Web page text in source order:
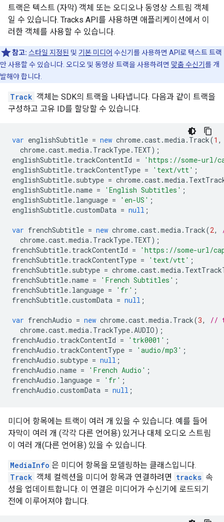
트랙은 텍스트 (자막) 객체 또는 오디오나 동영상 스트림 객체
일 수 있습니다. Tracks API를 사용하면 애플리케이션에서 이
러한 객체를 사용할 수 있습니다.
참고: 스타일 지정된 및 기본 미디어 수신기를 사용하면 API로 텍스트 트랙
만 사용할 수 있습니다. 오디오 및 동영상 트랙을 사용하려면 맞춤 수신기 를 개
발해야 합니다.
Track 객체는 SDK의 트랙을 나타냅니다. 다음과 같이 트랙을
구성하고 고유 ID를 할당할 수 있습니다.
var englishSubtitle = new chrome.cast.media. Track(1 ,
chrome.cast.media. TrackType. TEXT);
englishSubtitle. trackContentId =
'https://some-url/
englishSubtitle. trackContentType = 'text/vtt' ;
englishSubtitle. subtype = chrome.cast.media.
englishSubtitle.name = 'English Subtitles' ;
englishSubtitle. language = 'en-US' ;
englishSubtitle.customData = null ;
var frenchSubtitle = new chrome.cast.media. Track(2,
chrome.cast.media. TrackType. TEXT);
frenchSubtitle. trackContentId =
'https://some-url/
frenchSubtitle. trackContentType = 'text/vtt' ;
frenchSubtitle. subtype = chrome.cast.media.
frenchSubtitle.name = 'French Subtitles' ;
frenchSubtitle. language = 'fr' ;
frenchSubtitle.customData = null ;
var frenchAudio = new chrome.cast.media. Track(3,
//
chrome.cast.media. TrackType.AUDIO);
frenchAudio . trackContentId = 'trk0001' ;
frenchAudio . trackContentType = 'audio/mp3' ;
frenchAudio . subtype = null ;
frenchAudio .name = 'French Audio' ;
frenchAudio . language = 'fr' ;
frenchAudio .customData = null ;
미디어 항목에는 트랙이 여러 개 있을 수 있습니다. 예를 들어
자막이 여러 개 (각각 다른 언어용) 있거나 대체 오디오 스트림
이 여러 개(다른 언어용) 있을 수 있습니다.
MediaInfo 은 미디어 항목을 모델링하는 클래스입니다.
Track 객체 컬렉션을 미디어 항목과 연결하려면 tracks 속
성을 업데이트합니다. 이 연결은 미디어가 수신기에 로드되기
전에 이루어져야 합니다.